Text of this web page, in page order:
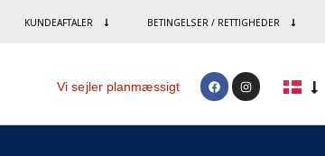
KUNDEAFTALER BETINGELSER / RETTIGHEDER
Vi sejler planmæssigt